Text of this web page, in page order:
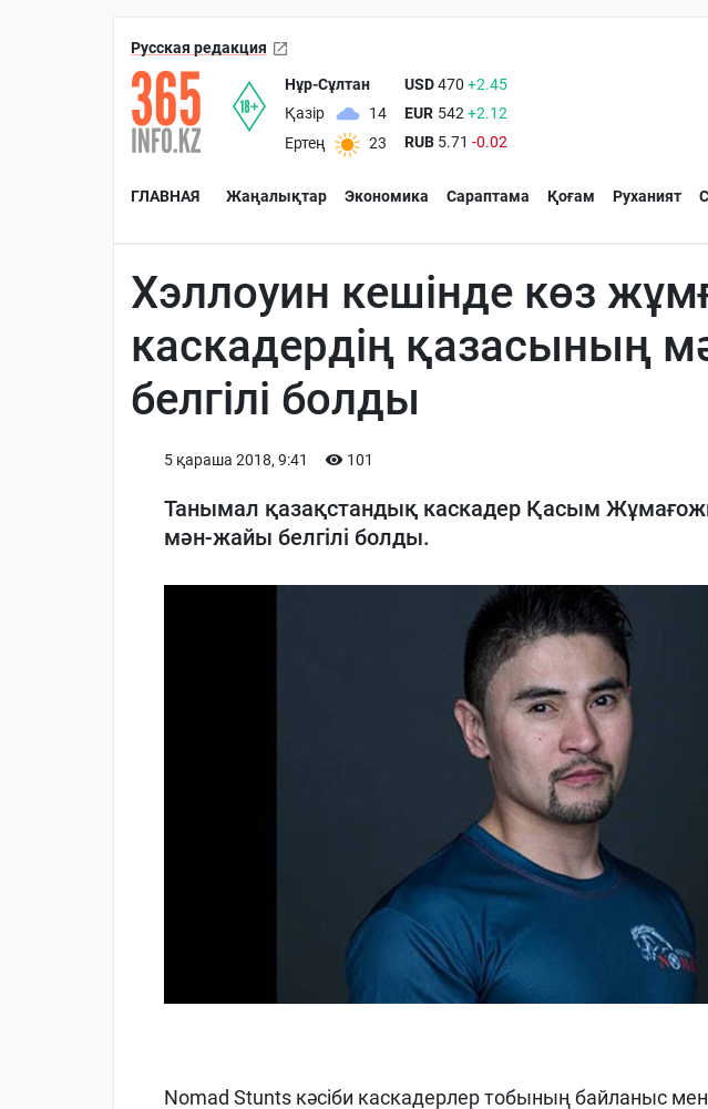
Русская редакция
Нұр-Сұлтан
Қазір
14
Ертең
23
USD470 +2.45
EUR 542 +2.12
RUB 5.71 -0.02
ГЛАВНАЯ Жаңалықтар Экономика Сараптама Қоғам Руханият
Хэллоуин кешінде көз
каскадердің қазасының
белгілі болды
5 қараша 2018, 9:41 101
Танымал қазақстандық каскадер Қасым
мән-жайы белгілі болды.
Nomad Stunts кәсіби каскадерлер тобының байланыс